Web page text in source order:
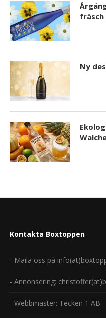
fräsch
Ny
Kontakta Boxtoppen
- Maila oss på
- Annonsering:
- Webbmaster: Tecken 1 AB